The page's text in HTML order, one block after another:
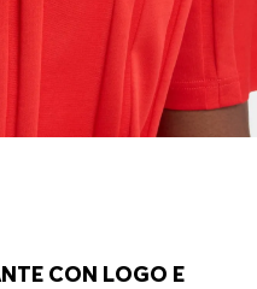
CON LOGO E